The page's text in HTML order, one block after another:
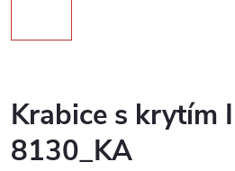
Krabice s krytím
8130_KA